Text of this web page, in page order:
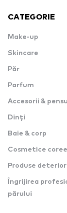
CATEGORIE
Make-up
Skincare
Păr
Parfum
Accesorii &
Dinți
Baie & corp
Cosmetice
Produse
Îngrijirea
părului